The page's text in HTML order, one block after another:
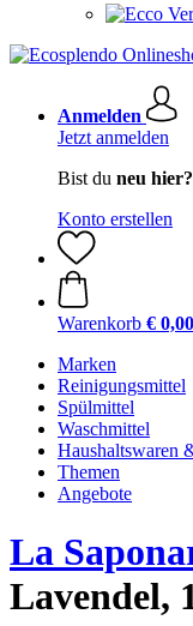
Anmelden
Jetzt anmelden
Bist du neu hier?
Konto erstellen
Warenkorb € 0,00
Marken
Reinigungsmittel
Spülmittel
Waschmittel
Haushaltswaren
Themen
Angebote
La
Lavendel,